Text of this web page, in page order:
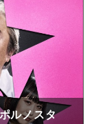
ルノスタ